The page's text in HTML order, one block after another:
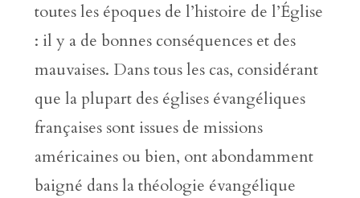
toutes les époques de l’histoire de l’Église
: il y a de bonnes conséquences et des
mauvaises. Dans tous les cas, considérant
que la plupart des églises évangéliques
françaises sont issues de missions
américaines ou bien, ont abondamment
baigné dans la théologie évangélique